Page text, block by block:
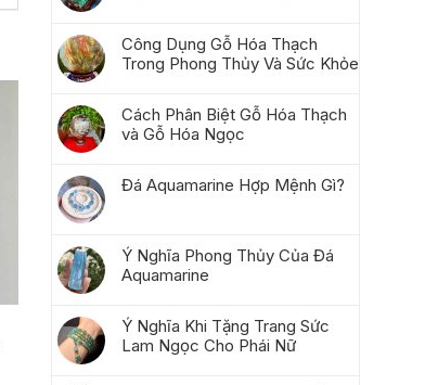
Công Dụng Gỗ Hóa Thạch
Trong Phong Thủy Và Sức Khỏe
Cách Phân Biệt Gỗ Hóa Thạch
và Gỗ Hóa Ngọc
Đá Aquamarine Hợp Mệnh Gì?
Ý Nghĩa Phong Thủy Của Đá
Aquamarine
Ý Nghĩa Khi Tặng Trang Sức
Lam Ngọc Cho Phái Nữ